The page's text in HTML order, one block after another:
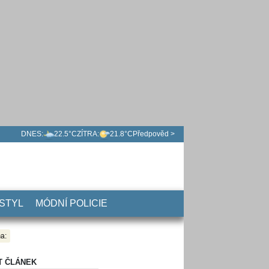
DNES: 22.5°CZÍTRA: 21.8°C Předpověd >
MÓDNÍ POLICIE
ČLÁNEK